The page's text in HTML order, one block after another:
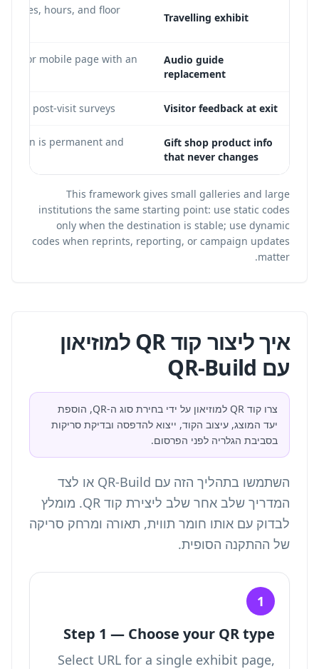
Travelling exhibit
pages, hours, and floor
Audio guide
replacement
file or mobile page with an
Visitor feedback at exit
post-visit surveys.
Gift shop product info
that never changes
is permanent and
This framework gives small galleries and large
institutions the same starting point: use static codes
only when the destination is stable; use dynamic
codes when reprints, reporting, or campaign updates
matter.
איך ליצור קוד QR למוזיאון
עם QR-Build
צרו קוד QR למוזיאון על ידי בחירת סוג ה-QR, הוספת
יעד המוצג, עיצוב הקוד, ייצוא להדפסה ובדיקת סריקות
בסביבת הגלריה לפני הפרסום.
השתמשו בתהליך הזה עם QR-Build או לצד
המדריך שלב אחר שלב ליצירת קוד QR
. מומלץ
לבדוק עם אותו חומר תווית, תאורה ומרחק סריקה
של ההתקנה הסופית.
1
Step 1 — Choose your QR type
Select URL for a single exhibit page,